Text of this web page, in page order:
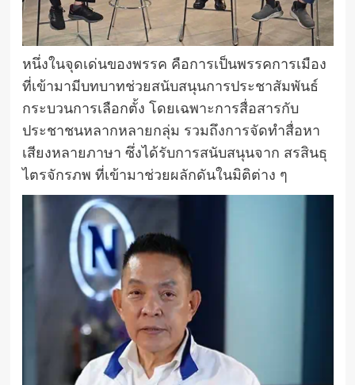
หนึ่งในจุดเด่นของพรรค คือการเป็นพรรคการเมือง
ที่เข้ามามีบทบาทช่วยสนับสนุนการประชาสัมพันธ์
กระบวนการเลือกตั้ง โดยเฉพาะการสื่อสารกับ
ประชาชนหลากหลายกลุ่ม รวมถึงการจัดทำสื่อหา
เสียงหลายภาษา ซึ่งได้รับการสนับสนุนจาก สรสินธุ
ไตรจักรภพ ที่เข้ามาช่วยผลักดันในมิติต่าง ๆ